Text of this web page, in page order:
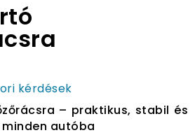
kérdések
– praktikus, stabil és
autóba